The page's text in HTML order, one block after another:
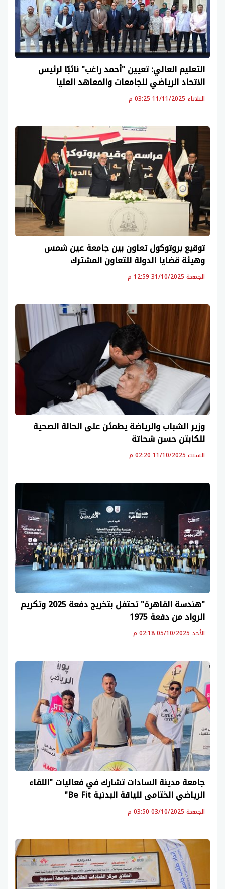
التعليم العالي: تعيين "أحمد راغب" نائبًا لرئيس
الاتحاد الرياضي للجامعات والمعاهد العليا
الثلاثاء 11/11/2025 03:25 م
توقيع بروتوكول تعاون بين جامعة عين شمس
وهيئة قضايا الدولة للتعاون المشترك
الجمعة 31/10/2025 12:59 م
وزير الشباب والرياضة يطمئن على الحالة الصحية
للكابتن حسن شحاتة
السبت 11/10/2025 02:20 م
"هندسة القاهرة" تحتفل بتخريج دفعة 2025 وتكريم
الرواد من دفعة 1975
الأحد 05/10/2025 02:18 م
جامعة مدينة السادات تشارك في فعاليات "اللقاء
الرياضي الختامى للياقة البدنية Be Fit"
الجمعة 03/10/2025 03:50 م